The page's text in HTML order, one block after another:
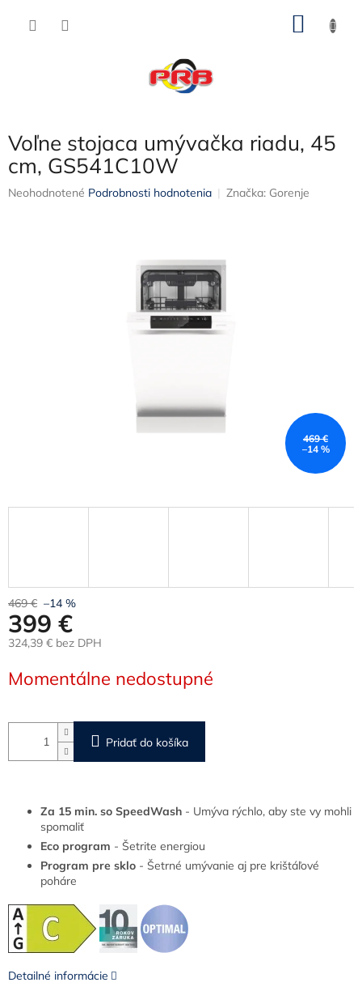
Voľne stojaca umývačka riadu, 45
cm, GS541C10W
Priemerné
Neohodnotené Podrobnosti hodnotenia Značka: Gorenje
469 €
–14 %
469 € –14 %
399 €
324,39 € bez DPH
cena:
Momentálne nedostupné
Pridať do košíka
Za 15 min. so SpeedWash - Umýva rýchlo, aby ste vy mohli
spomaliť
Eco program - Šetrite energiou
Program pre sklo - Šetrné umývanie aj pre krištáľové
poháre
Detailné informácie